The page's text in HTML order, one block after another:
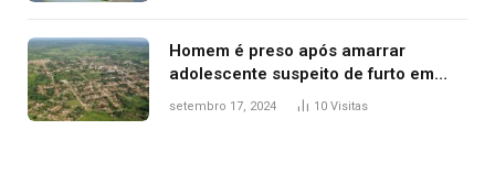
Homem é preso após amarrar
adolescente suspeito de furto em
estaca de cerca e agredi-lo
setembro 17, 2024 10 Visitas